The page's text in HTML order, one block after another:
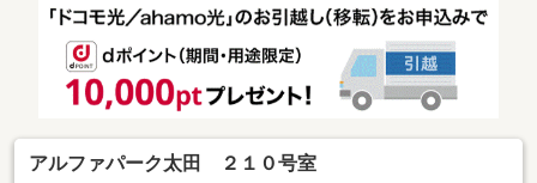
アルファパーク太田 ２１０号室